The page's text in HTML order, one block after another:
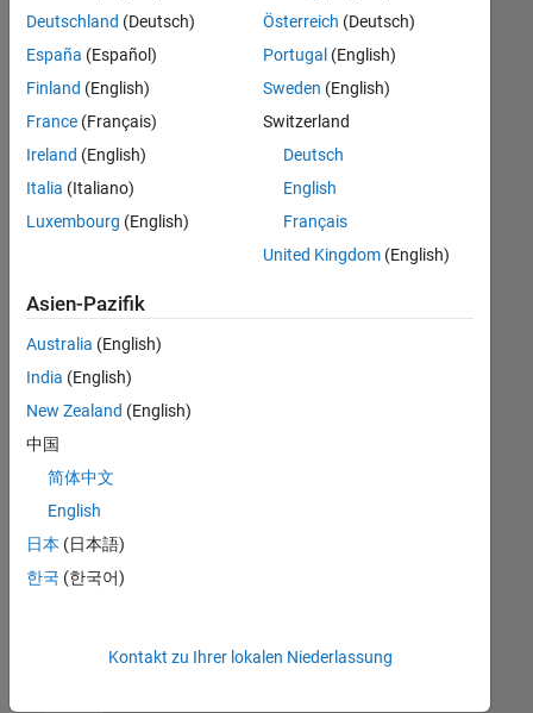
können
die
Suchkriterien
weiter
fassen
oder
alle
Stellenangebote
anzeigen .
noch
keine
offenen
Stellen
können,
die
Ihren
entsprechen,
werden
unseres
Deutschland (Deutsch)
España (Español)
Finland (English)
France (Français)
Ireland (English)
Italia (Italiano)
Luxembourg (English)
Österreich (Deutsch)
Portugal (English)
Sweden (English)
Switzerland
Deutsch
English
Français
United Kingdom(English)
Asien-Pazifik
Australia (English)
India (English)
New Zealand (English)
中国
简体中文
English
日本 (日本語)
한국 (한국어)
Kontakt zu Ihrer lokalen Niederlassung